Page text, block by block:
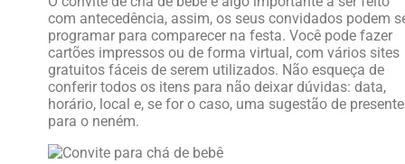
com antecedência, assim, os seus convidados podem
programar para comparecer na festa. Você pode fazer
cartões impressos ou de forma virtual, com vários sites
gratuitos fáceis de serem utilizados. Não esqueça de
conferir todos os itens para não deixar dúvidas: data,
horário, local e, se for o caso, uma sugestão de presente
para o neném.